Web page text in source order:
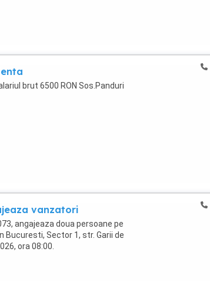
brut 6500 RON Sos.Panduri
vanzatori
angajeaza doua persoane pe
Bucuresti, Sector 1, str. Garii de
ora 08:00.